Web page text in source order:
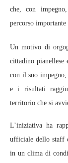
che, con
percorso
Un motivo di
cittadino pianellese
con il suo
e i risultati
territorio che si
L’iniziativa ha
ufficiale dello staff
in un clima di